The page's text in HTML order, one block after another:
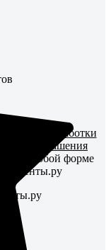
обработки
соглашения
в любой форме